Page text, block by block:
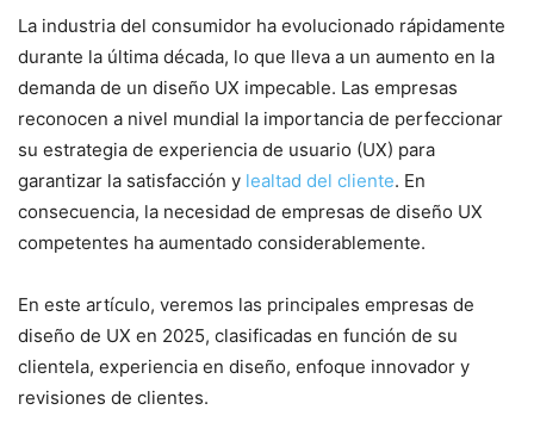
La industria ⁣del consumidor ha evolucionado rápidamente
durante la última década,⁢ lo que⁤ lleva a un aumento en la
demanda ​de un diseño UX impecable.​ Las empresas
reconocen a nivel mundial⁣ la importancia⁢ de perfeccionar
su estrategia de experiencia ⁣de usuario (UX) para
garantizar⁣ la satisfacción y lealtad del cliente. ‍En
consecuencia, la necesidad de empresas de diseño UX
competentes ⁣ha aumentado considerablemente.
En⁤ este artículo, veremos las principales empresas de
diseño ⁣de UX en 2025, clasificadas en ​función de su​
clientela, experiencia en⁣ diseño, enfoque‌ innovador y
revisiones de clientes.